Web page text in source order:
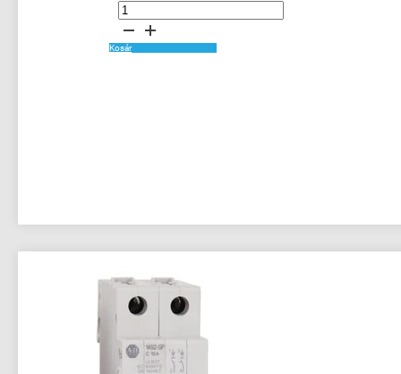
Digital
Cable
Connection
Products
mennyiség
Kosár